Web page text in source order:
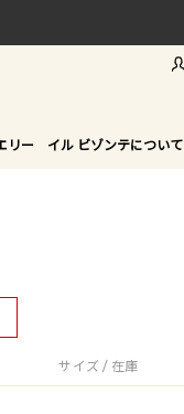
リー イル ビゾンテについて
サイズ / 在庫